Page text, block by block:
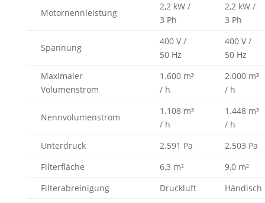
Motornennleistung
2,2 kW /
3 Ph
2,2 kW /
3 Ph
Spannung
400 V /
50 Hz
400 V /
50 Hz
Maximaler
Volumenstrom
1.600 m³
/ h
2.000 m³
/ h
Nennvolumenstrom
1.108 m³
/ h
1.448 m³
/ h
Unterdruck
2.591 Pa
2.503 Pa
Filterfläche
6,3 m²
9,0 m²
Filterabreinigung
Druckluft
Händisch